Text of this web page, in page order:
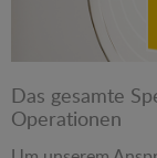
Das gesamte
Operationen